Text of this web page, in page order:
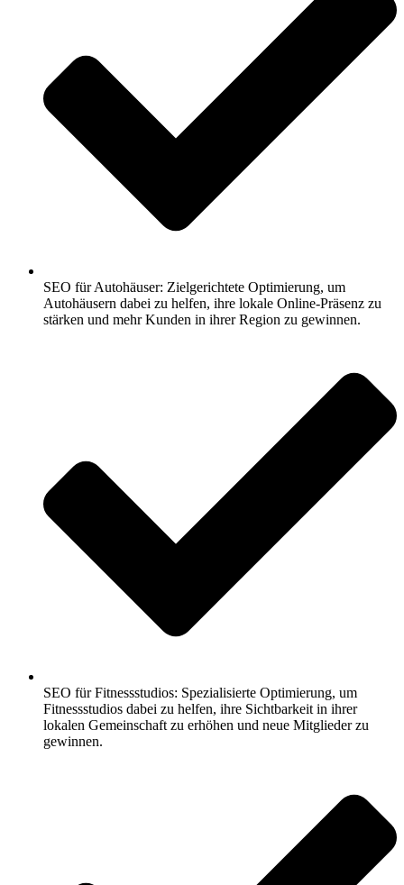
SEO für Autohäuser: Zielgerichtete Optimierung, um
Autohäusern dabei zu helfen, ihre lokale Online-Präsenz zu
stärken und mehr Kunden in ihrer Region zu gewinnen.
SEO für Fitnessstudios: Spezialisierte Optimierung, um
Fitnessstudios dabei zu helfen, ihre Sichtbarkeit in ihrer
lokalen Gemeinschaft zu erhöhen und neue Mitglieder zu
gewinnen.